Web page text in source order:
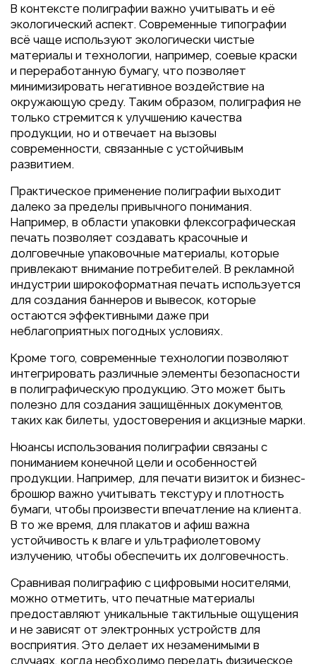
В контексте полиграфии важно учитывать и её
экологический аспект. Современные типографии
всё чаще используют экологически чистые
материалы и технологии, например, соевые краски
и переработанную бумагу, что позволяет
минимизировать негативное воздействие на
окружающую среду. Таким образом, полиграфия не
только стремится к улучшению качества
продукции, но и отвечает на вызовы
современности, связанные с устойчивым
развитием.
Практическое применение полиграфии выходит
далеко за пределы привычного понимания.
Например, в области упаковки флексографическая
печать позволяет создавать красочные и
долговечные упаковочные материалы, которые
привлекают внимание потребителей. В рекламной
индустрии широкоформатная печать используется
для создания баннеров и вывесок, которые
остаются эффективными даже при
неблагоприятных погодных условиях.
Кроме того, современные технологии позволяют
интегрировать различные элементы безопасности
в полиграфическую продукцию. Это может быть
полезно для создания защищённых документов,
таких как билеты, удостоверения и акцизные марки.
Нюансы использования полиграфии связаны с
пониманием конечной цели и особенностей
продукции. Например, для печати визиток и бизнес-
брошюр важно учитывать текстуру и плотность
бумаги, чтобы произвести впечатление на клиента.
В то же время, для плакатов и афиш важна
устойчивость к влаге и ультрафиолетовому
излучению, чтобы обеспечить их долговечность.
Сравнивая полиграфию с цифровыми носителями,
можно отметить, что печатные материалы
предоставляют уникальные тактильные ощущения
и не зависят от электронных устройств для
восприятия. Это делает их незаменимыми в
случаях, когда необходимо передать физическое